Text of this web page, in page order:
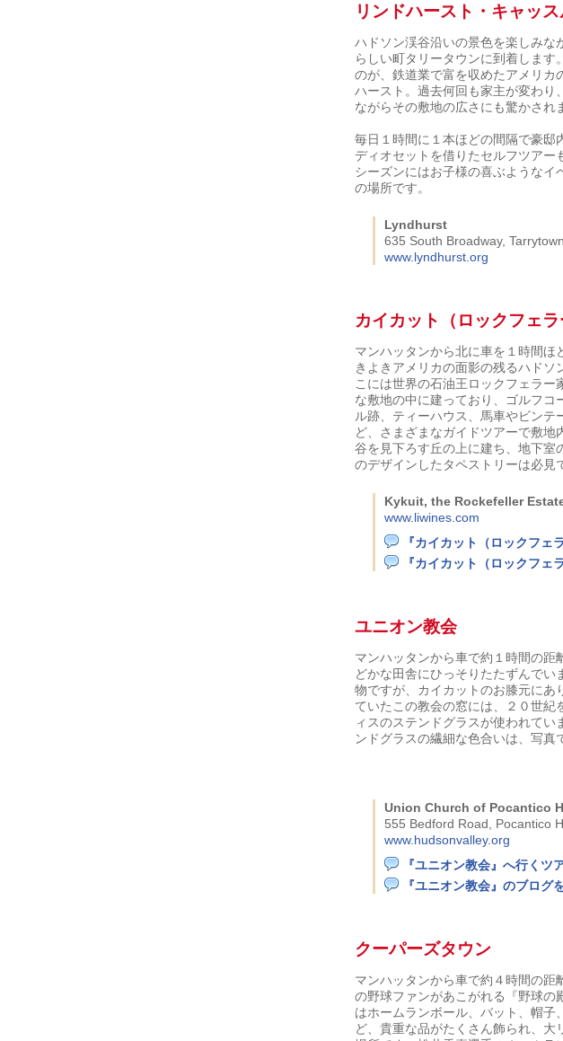
リンドハースト・キャッス
ハドソン渓谷沿いの景色を楽しみな
らしい町タリータウンに到着しま
のが、鉄道業で富を収めたアメリカ
ハースト。過去何回も家主が変わり
ながらその敷地の広さにも驚かされ
毎日１時間に１本ほどの間隔で豪邸
ディオセットを借りたセルフツアー
シーズンにはお子様の喜ぶようなイ
の場所です。
Lyndhurst
635 South Broadway,
www.lyndhurst.org
カイカット（ロックフェラ
マンハッタンから北に車を１時間
きよきアメリカの面影の残るハドソ
こには世界の石油王ロックフェラ
な敷地の中に建っており、ゴルフコ
ル跡、ティーハウス、馬車やビン
ど、さまざまなガイドツアーで敷
谷を見下ろす丘の上に建ち、地下室
のデザインしたタペストリーは必見
Kykuit, the Rockefeller
www.liwines.com
『カイカット（ロックフェ
『カイカット（ロックフェ
ユニオン教会
マンハッタンから車で約１時間の
どかな田舎にひっそりたたずんで
物ですが、カイカットのお膝元にあ
ていたこの教会の窓には、２０世紀
ィスのステンドグラスが使われて
ンドグラスの繊細な色合いは、写真
Union Church of Pocantico
555 Bedford Road, Pocantico
www.hudsonvalley.org
『ユニオン教会』へ行くツ
『ユニオン教会』のブログ
クーパーズタウン
マンハッタンから車で約４時間の距
の野球ファンがあこがれる『野球の
はホームランボール、バット、帽子
ど、貴重な品がたくさん飾られ、